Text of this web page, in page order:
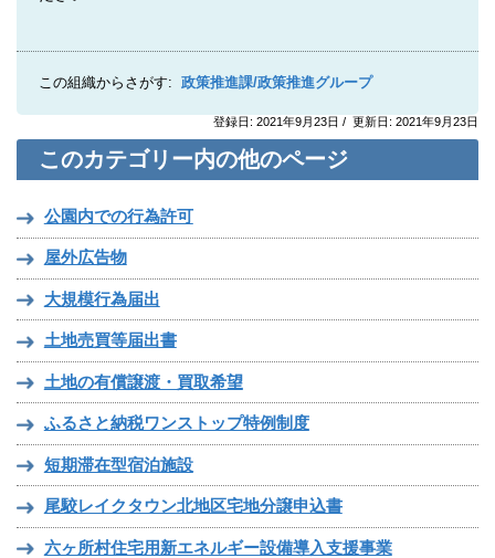
この組織からさがす: 政策推進課/政策推進グループ
登録日: 2021年9月23日 / 更新日: 2021年9月23日
このカテゴリー内の他のページ
公園内での行為許可
屋外広告物
大規模行為届出
土地売買等届出書
土地の有償譲渡・買取希望
ふるさと納税ワンストップ特例制度
短期滞在型宿泊施設
尾駮レイクタウン北地区宅地分譲申込書
六ヶ所村住宅用新エネルギー設備導入支援事業